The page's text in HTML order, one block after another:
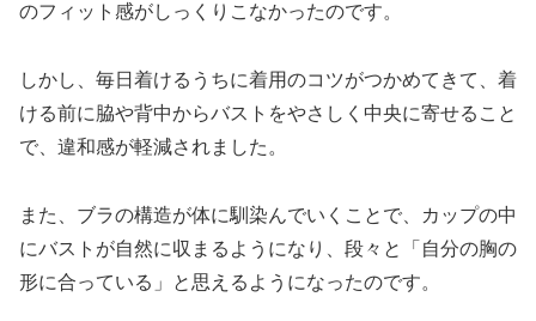
のフィット感がしっくりこなかったのです。
しかし、毎日着けるうちに着用のコツがつかめてきて、着
ける前に脇や背中からバストをやさしく中央に寄せること
で、違和感が軽減されました。
また、ブラの構造が体に馴染んでいくことで、カップの中
にバストが自然に収まるようになり、段々と「自分の胸の
形に合っている」と思えるようになったのです。